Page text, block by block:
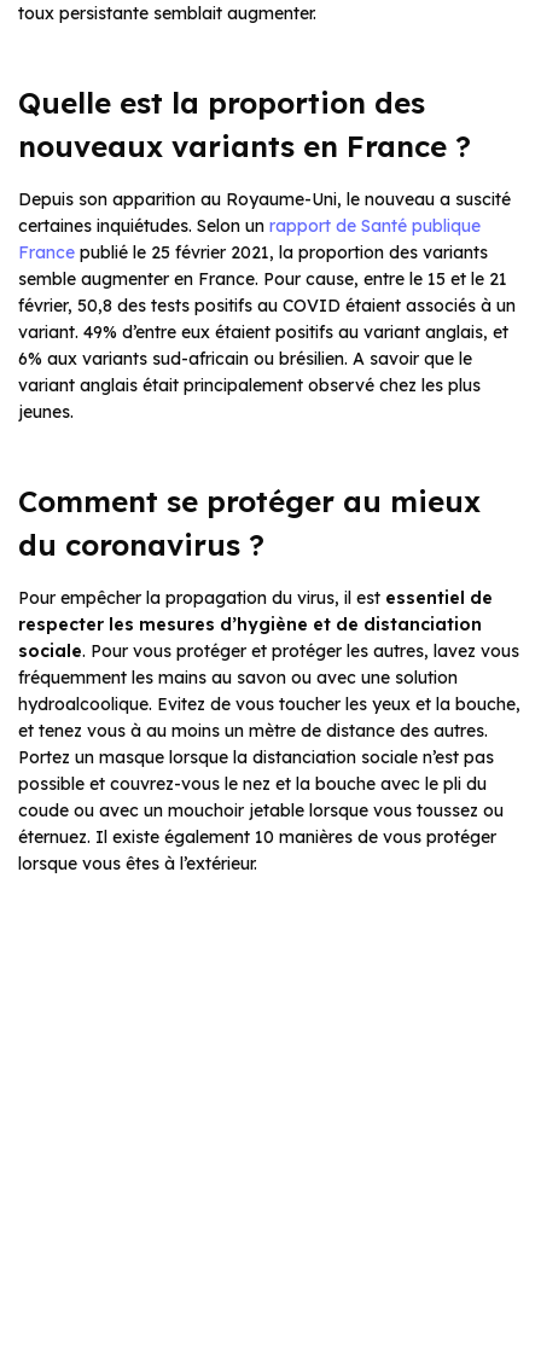
toux persistante semblait augmenter.
Quelle est la proportion des
nouveaux variants en France ?
Depuis son apparition au Royaume-Uni, le nouveau a suscité
certaines inquiétudes. Selon un rapport de Santé publique
France publié le 25 février 2021, la proportion des variants
semble augmenter en France. Pour cause, entre le 15 et le 21
février, 50,8 des tests positifs au COVID étaient associés à un
variant. 49% d’entre eux étaient positifs au variant anglais, et
6% aux variants sud-africain ou brésilien. A savoir que le
variant anglais était principalement observé chez les plus
jeunes.
Comment se protéger au mieux
du coronavirus ?
Pour empêcher la propagation du virus, il est essentiel de
respecter les mesures d’hygiène et de distanciation
sociale. Pour vous protéger et protéger les autres, lavez vous
fréquemment les mains au savon ou avec une solution
hydroalcoolique. Evitez de vous toucher les yeux et la bouche,
et tenez vous à au moins un mètre de distance des autres.
Portez un masque lorsque la distanciation sociale n’est pas
possible et couvrez-vous le nez et la bouche avec le pli du
coude ou avec un mouchoir jetable lorsque vous toussez ou
éternuez. Il existe également 10 manières de vous protéger
lorsque vous êtes à l’extérieur.